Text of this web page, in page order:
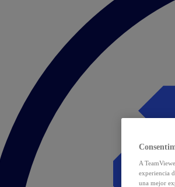
A
experiencia
una mejor